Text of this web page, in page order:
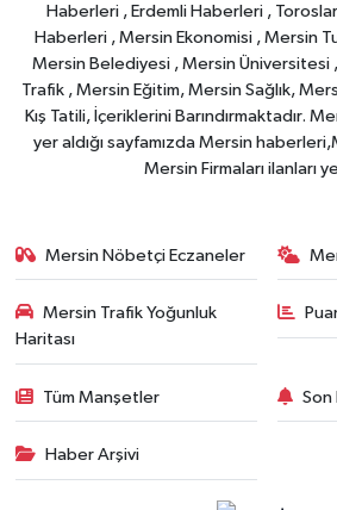
Haberleri , Erdemli Haberleri ,
Haberleri , Mersin Ekonomisi , Mersin
Mersin Belediyesi , Mersin Üniversitesi
Trafik , Mersin Eğitim, Mersin Sağlık,
Kış Tatili, İçeriklerini Barındırmaktadır.
yer aldığı sayfamızda Mersin
Mersin Firmaları ilanları
Mersin Nöbetçi Eczaneler
Mersin Trafik Yoğunluk
Haritası
Tüm Manşetler Son
Haber Arşivi